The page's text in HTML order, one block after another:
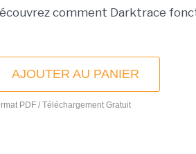
comment Darktrace
AJOUTER AU PANIER
PDF / Téléchargement Gratuit